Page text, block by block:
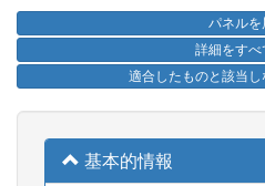
パネルを
詳細をすべ
適合したものと該当
基本的情報